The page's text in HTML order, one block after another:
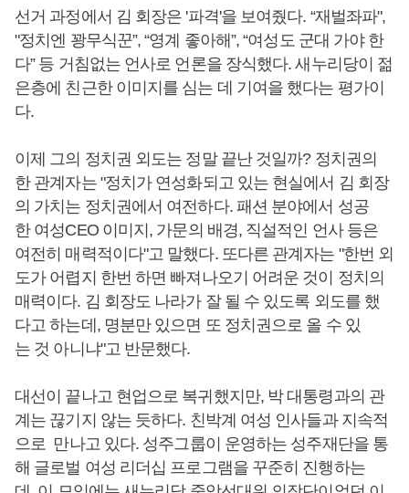
선거 과정에서 김 회장은 '파격'을 보여줬다. “재벌좌파",
"정치엔 꽝무식꾼”, “영계 좋아해”, “여성도 군대 가야 한
다” 등 거침없는 언사로 언론을 장식했다. 새누리당이 젊
은층에 친근한 이미지를 심는 데 기여을 했다는 평가이
다.
이제 그의 정치권 외도는 정말 끝난 것일까? 정치권의
한 관계자는 "정치가 연성화되고 있는 현실에서 김 회장
의 가치는 정치권에서 여전하다. 패션 분야에서 성공
한 여성CEO 이미지, 가문의 배경, 직설적인 언사 등은
여전히 매력적이다"고 말했다. 또다른 관계자는 "한번 외
도가 어렵지 한번 하면 빠져나오기 어려운 것이 정치의
매력이다. 김 회장도 나라가 잘 될 수 있도록 외도를 했
다고 하는데, 명분만 있으면 또 정치권으로 올 수 있
는 것 아니냐"고 반문했다.
대선이 끝나고 현업으로 복귀했지만, 박 대통령과의 관
계는 끊기지 않는 듯하다. 친박계 여성 인사들과 지속적
으로 만나고 있다. 성주그룹이 운영하는 성주재단을 통
해 글로벌 여성 리더십 프로그램을 꾸준히 진행하는